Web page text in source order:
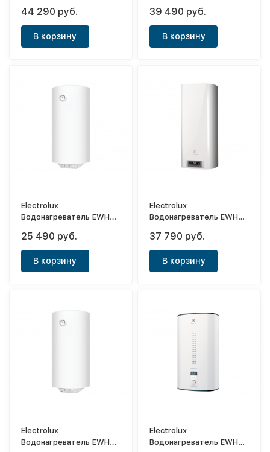
проточный Sensomatic
Pro NPX 18-24
44 290 руб.
В корзину
проточный Sensomatic
Pro NPX 12-18
39 490 руб.
В корзину
Electrolux
Водонагреватель EWH
25 490 руб.
В корзину
Electrolux
Водонагреватель EWH
37 790 руб.
В корзину
Electrolux
Водонагреватель EWH
Electrolux
Водонагреватель EWH